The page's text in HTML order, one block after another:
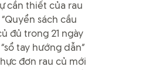
cần thiết của rau
sách cầu
đủ trong 21 ngày
tay hướng dẫn”
đơn rau củ mới